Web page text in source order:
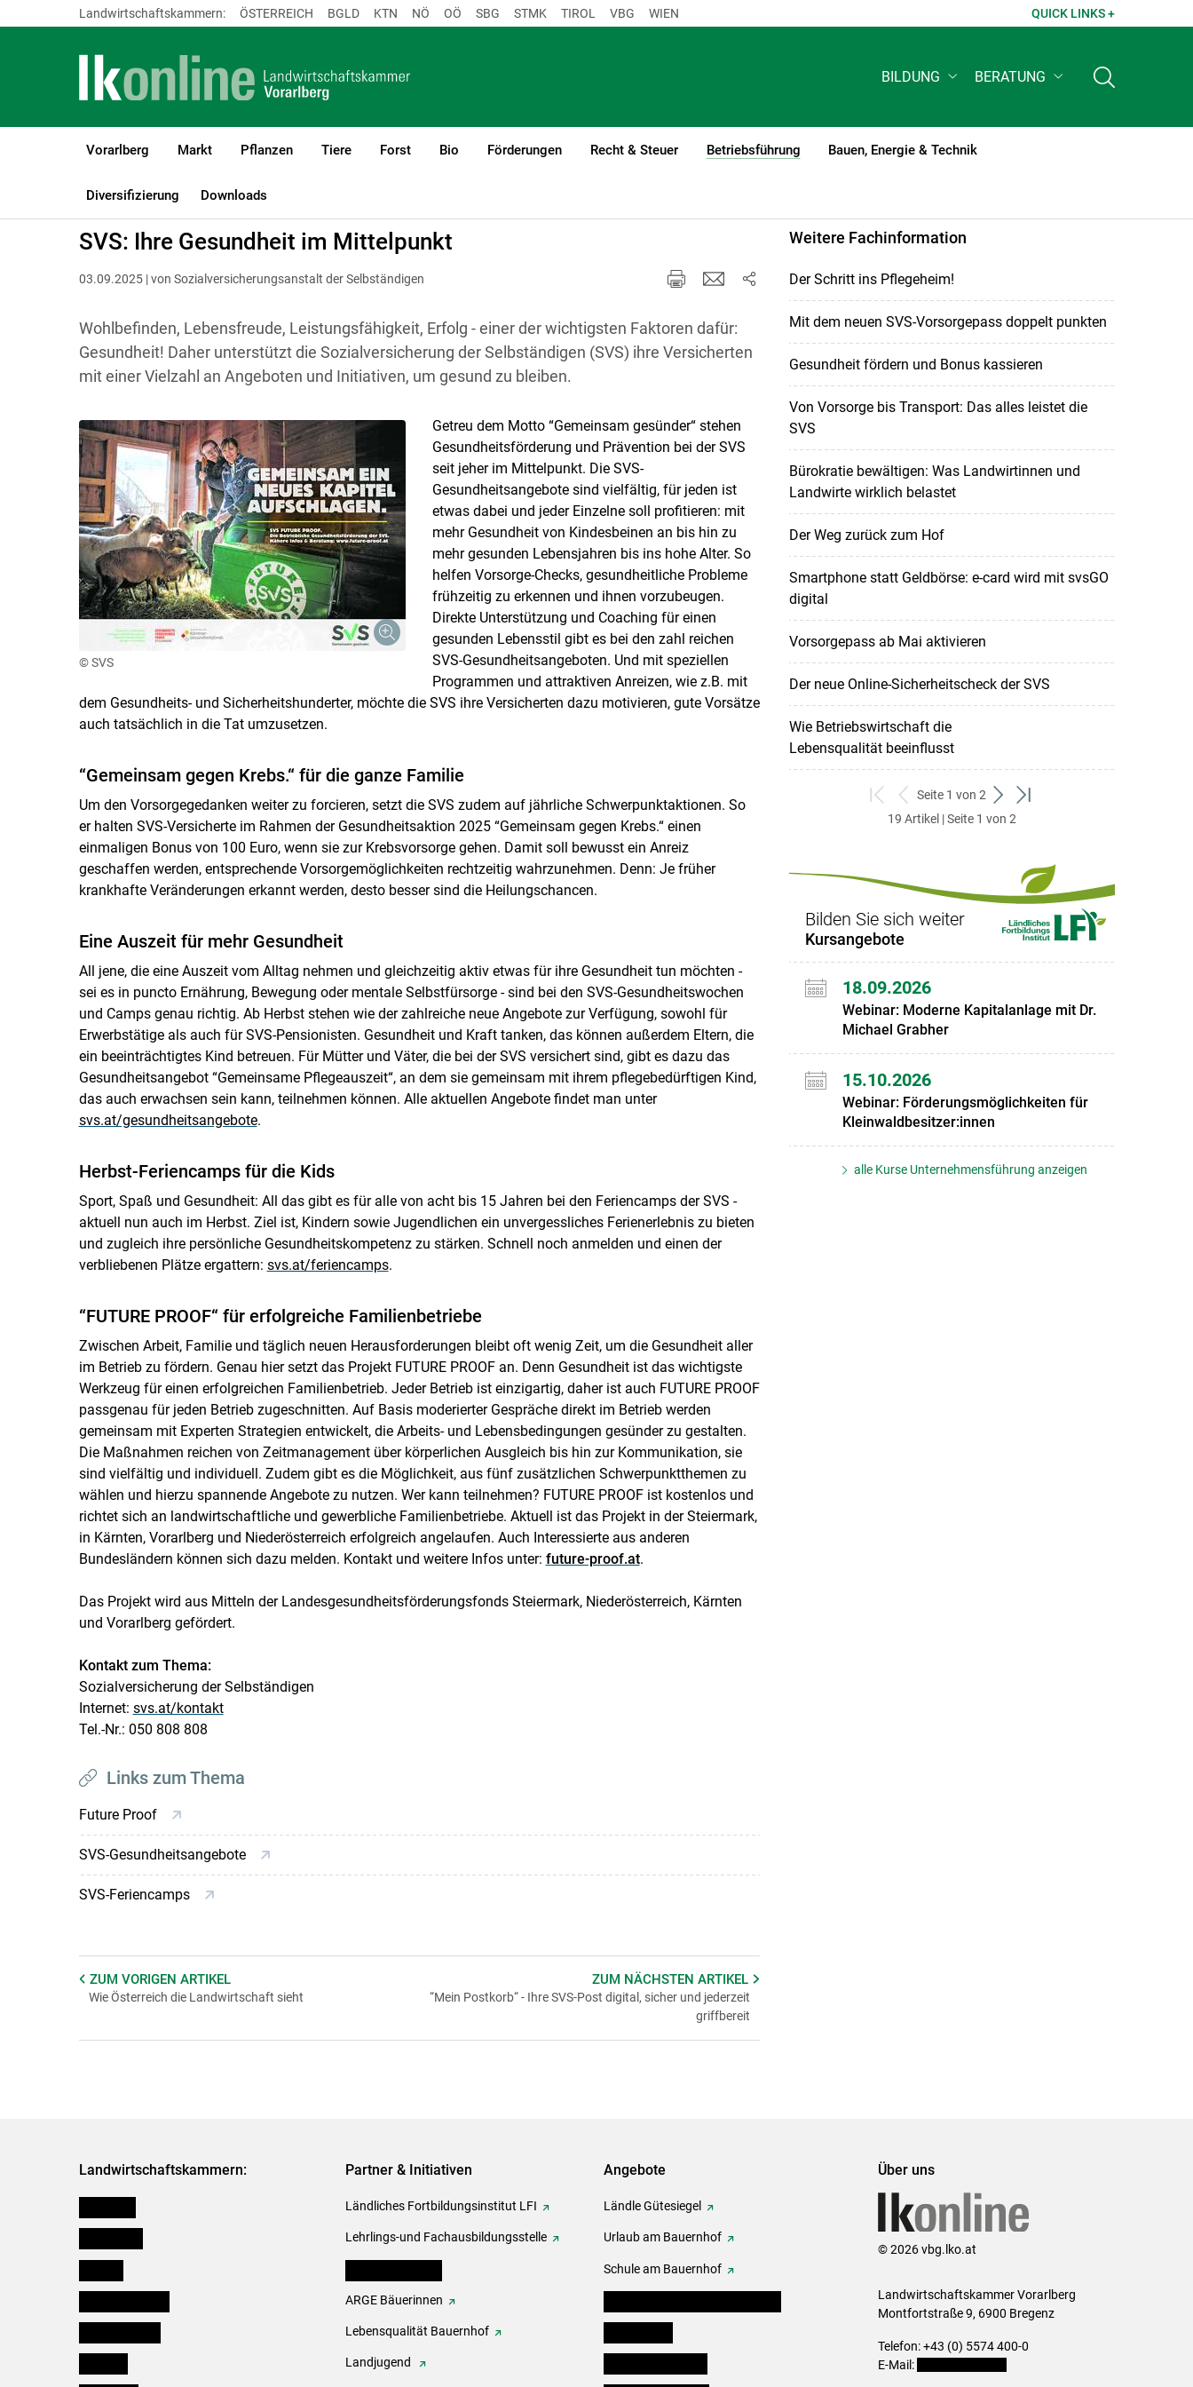
Skip to main content
Landwirtschaftskammern: ÖSTERREICH BGLD KTN NÖ OÖ SBG STMK TIROL VBG WIEN QUICK LINKS +
BILDUNG BERATUNG
Vorarlberg Markt Pflanzen Tiere Forst Bio Förderungen Recht & Steuer Betriebsführung
(current)1
Bauen, Energie & Technik
Diversifizierung Downloads
LK Vorarlberg Betriebsführung Lebensqualität und Zeitmanagement
SVS: Ihre Gesundheit im Mittelpunkt
03.09.2025 | von Sozialversicherungsanstalt der Selbständigen
Wohlbefinden, Lebensfreude, Leistungsfähigkeit, Erfolg - einer der wichtigsten Faktoren dafür:
Gesundheit! Daher unterstützt die Sozialversicherung der Selbständigen (SVS) ihre Versicherten
mit einer Vielzahl an Angeboten und Initiativen, um gesund zu bleiben.
© SVS
Getreu dem Motto “Gemeinsam gesünder“ stehen
Gesundheitsförderung und Prävention bei der SVS
seit jeher im Mittelpunkt. Die SVS-
Gesundheitsangebote sind vielfältig, für jeden ist
etwas dabei und jeder Einzelne soll profitieren: mit
mehr Gesundheit von Kindesbeinen an bis hin zu
mehr gesunden Lebensjahren bis ins hohe Alter. So
helfen Vorsorge-Checks, gesundheitliche Probleme
frühzeitig zu erkennen und ihnen vorzubeugen.
Direkte Unterstützung und Coaching für einen
gesunden Lebensstil gibt es bei den zahl reichen
SVS-Gesundheitsangeboten. Und mit speziellen
Programmen und attraktiven Anreizen, wie z.B. mit
dem Gesundheits- und Sicherheitshunderter, möchte die SVS ihre Versicherten dazu motivieren, gute Vorsätze
auch tatsächlich in die Tat umzusetzen.
“Gemeinsam gegen Krebs.“ für die ganze Familie
Um den Vorsorgegedanken weiter zu forcieren, setzt die SVS zudem auf jährliche Schwerpunktaktionen. So
er halten SVS-Versicherte im Rahmen der Gesundheitsaktion 2025 “Gemeinsam gegen Krebs.“ einen
einmaligen Bonus von 100 Euro, wenn sie zur Krebsvorsorge gehen. Damit soll bewusst ein Anreiz
geschaffen werden, entsprechende Vorsorgemöglichkeiten rechtzeitig wahrzunehmen. Denn: Je früher
krankhafte Veränderungen erkannt werden, desto besser sind die Heilungschancen.
Eine Auszeit für mehr Gesundheit
All jene, die eine Auszeit vom Alltag nehmen und gleichzeitig aktiv etwas für ihre Gesundheit tun möchten -
sei es in puncto Ernährung, Bewegung oder mentale Selbstfürsorge - sind bei den SVS-Gesundheitswochen
und Camps genau richtig. Ab Herbst stehen wie der zahlreiche neue Angebote zur Verfügung, sowohl für
Erwerbstätige als auch für SVS-Pensionisten. Gesundheit und Kraft tanken, das können außerdem Eltern, die
ein beeinträchtigtes Kind betreuen. Für Mütter und Väter, die bei der SVS versichert sind, gibt es dazu das
Gesundheitsangebot “Gemeinsame Pflegeauszeit“, an dem sie gemeinsam mit ihrem pflegebedürftigen Kind,
das auch erwachsen sein kann, teilnehmen können. Alle aktuellen Angebote findet man unter
svs.at/gesundheitsangebote.
Herbst-Feriencamps für die Kids
Sport, Spaß und Gesundheit: All das gibt es für alle von acht bis 15 Jahren bei den Feriencamps der SVS -
aktuell nun auch im Herbst. Ziel ist, Kindern sowie Jugendlichen ein unvergessliches Ferienerlebnis zu bieten
und zugleich ihre persönliche Gesundheitskompetenz zu stärken. Schnell noch anmelden und einen der
verbliebenen Plätze ergattern: svs.at/feriencamps.
“FUTURE PROOF“ für erfolgreiche Familienbetriebe
Zwischen Arbeit, Familie und täglich neuen Herausforderungen bleibt oft wenig Zeit, um die Gesundheit aller
im Betrieb zu fördern. Genau hier setzt das Projekt FUTURE PROOF an. Denn Gesundheit ist das wichtigste
Werkzeug für einen erfolgreichen Familienbetrieb. Jeder Betrieb ist einzigartig, daher ist auch FUTURE PROOF
passgenau für jeden Betrieb zugeschnitten. Auf Basis moderierter Gespräche direkt im Betrieb werden
gemeinsam mit Experten Strategien entwickelt, die Arbeits- und Lebensbedingungen gesünder zu gestalten.
Die Maßnahmen reichen von Zeitmanagement über körperlichen Ausgleich bis hin zur Kommunikation, sie
sind vielfältig und individuell. Zudem gibt es die Möglichkeit, aus fünf zusätzlichen Schwerpunktthemen zu
wählen und hierzu spannende Angebote zu nutzen. Wer kann teilnehmen? FUTURE PROOF ist kostenlos und
richtet sich an landwirtschaftliche und gewerbliche Familienbetriebe. Aktuell ist das Projekt in der Steiermark,
in Kärnten, Vorarlberg und Niederösterreich erfolgreich angelaufen. Auch Interessierte aus anderen
Bundesländern können sich dazu melden. Kontakt und weitere Infos unter: future-proof.at.
Das Projekt wird aus Mitteln der Landesgesundheitsförderungsfonds Steiermark, Niederösterreich, Kärnten
und Vorarlberg gefördert.
Kontakt zum Thema:
Sozialversicherung der Selbständigen
Internet: svs.at/kontakt
Tel.-Nr.: 050 808 808
Links zum Thema
Future Proof
SVS-Gesundheitsangebote
SVS-Feriencamps
ZUM VORIGEN ARTIKEL
Wie Österreich die Landwirtschaft sieht
ZUM NÄCHSTENARTIKEL
“Mein Postkorb“ - Ihre SVS-Post digital, sicher und jederzeit
griffbereit
Weitere Fachinformation
Der Schritt ins Pflegeheim!
Mit dem neuen SVS-Vorsorgepass doppelt punkten
Gesundheit fördern und Bonus kassieren
Von Vorsorge bis Transport: Das alles leistet die
SVS
Bürokratie bewältigen: Was Landwirtinnen und
Landwirte wirklich belastet
Der Weg zurück zum Hof
Smartphone statt Geldbörse: e-card wird mit svsGO
digital
Vorsorgepass ab Mai aktivieren
Der neue Online-Sicherheitscheck der SVS
Wie Betriebswirtschaft die
Lebensqualität beeinflusst
zum
ersten
zurück
zum
Seite 1 von 2
weiter
zum
zum
19 Artikel | Seite 1 von 2
Bilden Sie sich weiter
Kursangebote
18.09.2026
Webinar: Moderne Kapitalanlage mit Dr.
Michael Grabher
15.10.2026
Webinar: Förderungsmöglichkeiten für
Kleinwaldbesitzer:innen
alle Kurse Unternehmensführung anzeigen
Landwirtschaftskammern: Partner & Initiativen
Ländliches Fortbildungsinstitut LFI
Lehrlings-und Fachausbildungsstelle
ARGE Bäuerinnen
Lebensqualität Bauernhof
Landjugend
Angebote
Ländle Gütesiegel
Urlaub am Bauernhof
Schule am Bauernhof
Über uns
© 2026 vbg.lko.at
Landwirtschaftskammer Vorarlberg
Montfortstraße 9, 6900 Bregenz
Telefon: +43 (0) 5574 400-0
E-Mail: